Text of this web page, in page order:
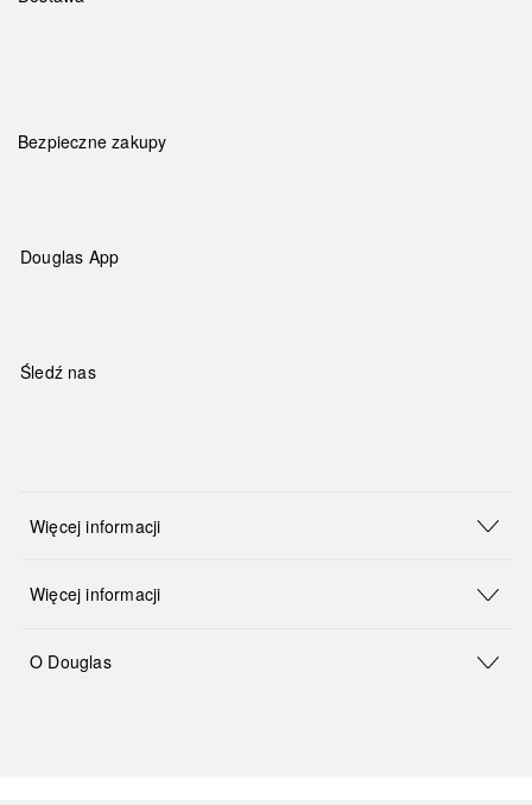
Bezpieczne zakupy
Douglas App
Śledź nas
Więcej informacji
Więcej informacji
O Douglas